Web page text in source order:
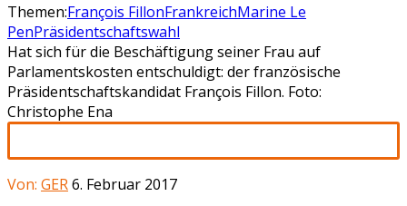
Themen:François FillonFrankreichMarine Le
PenPräsidentschaftswahl
Hat sich für die Beschäftigung seiner Frau auf
Parlamentskosten entschuldigt: der französische
Präsidentschaftskandidat François Fillon. Foto:
Christophe Ena
Von: GER6. Februar 2017